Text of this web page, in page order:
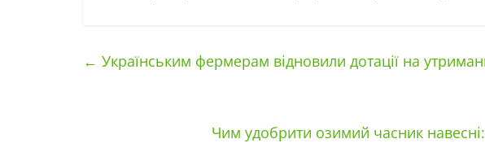
← Українським фермерам відновили дотації на
Чим удобрити озимий часник